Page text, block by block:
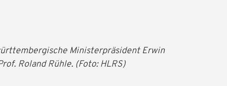
Ministerpräsident Erwin
Roland Rühle. (Foto: HLRS)